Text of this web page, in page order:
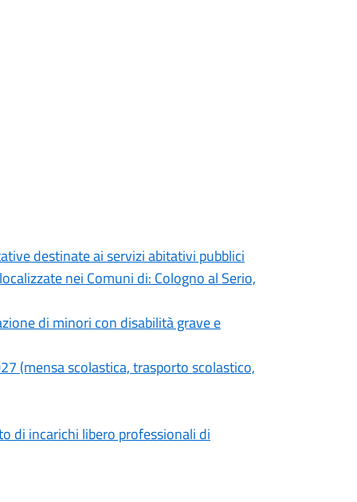
destinate ai servizi abitativi pubblici
nei Comuni di: Cologno al Serio,
di minori con disabilità grave e
(mensa scolastica, trasporto scolastico,
di incarichi libero professionali di